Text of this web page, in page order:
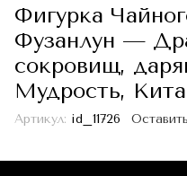
Фигурка
Фузанлун —
сокровищ,
Мудрость,
Артикул: id_11726